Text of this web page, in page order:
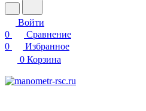
Войти
0
Сравнение
0
Избранное
0 Корзина